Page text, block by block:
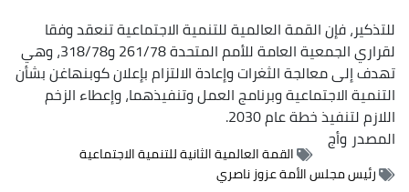
للتذكير، فإن القمة العالمية للتنمية الاجتماعية تنعقد وفقا
لقراري الجمعية العامة للأمم المتحدة 261/78 و318/78، وهي
تهدف إلى معالجة الثغرات وإعادة الالتزام بإعلان كوبنهاغن بشأن
التنمية الاجتماعية وبرنامج العمل وتنفيذهما، وإعطاء الزخم
اللازم لتنفيذ خطة عام 2030.
المصدروأج
القمة العالمية الثانية للتنمية الاجتماعية
رئيس مجلس الأمة عزوز ناصري